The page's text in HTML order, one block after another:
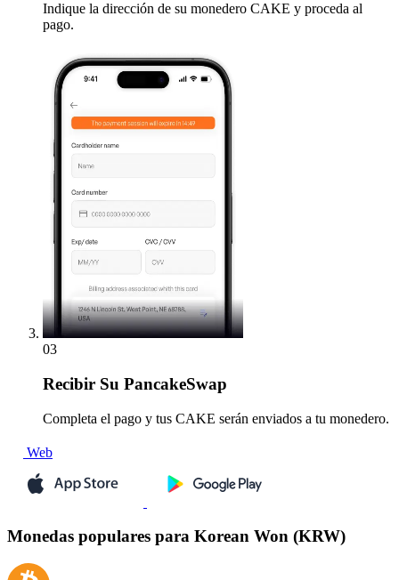
Indique la dirección de su monedero CAKE y proceda al
pago.
03
Recibir Su PancakeSwap
Completa el pago y tus CAKE serán enviados a tu monedero.
Web
Monedas populares para Korean Won (KRW)